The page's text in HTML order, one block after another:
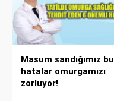
Masum sandığımız bu
hatalar omurgamızı
zorluyor!